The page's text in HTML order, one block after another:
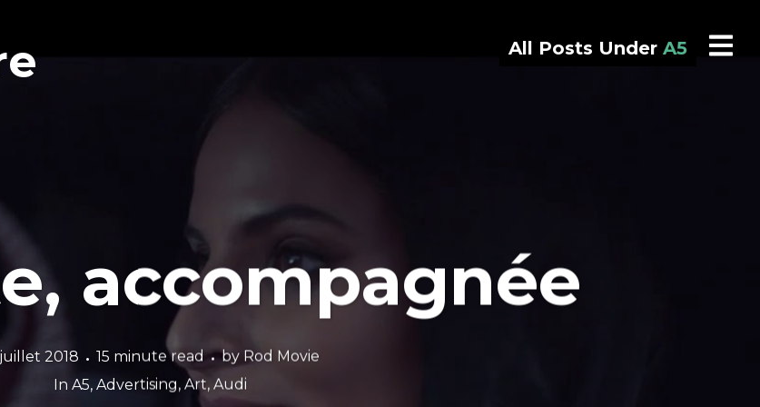
All Posts Under A5
accompagnée
2018 15 minute read by Rod Movie
In A5, Advertising, Art, Audi